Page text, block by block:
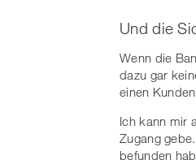
Und die
Wenn die
dazu gar
einen
Ich kann mir
Zugang
befunden